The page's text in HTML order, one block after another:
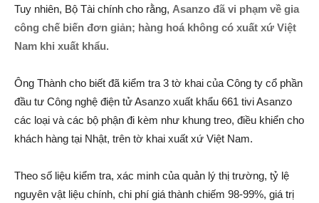
Tuy nhiên, Bộ Tài chính cho rằng, Asanzo đã vi phạm về gia
công chế biến đơn giản; hàng hoá không có xuất xứ Việt
Nam khi xuất khẩu.
Ông Thành cho biết đã kiểm tra 3 tờ khai của Công ty cổ phần
đầu tư Công nghệ điện tử Asanzo xuất khẩu 661 tivi Asanzo
các loại và các bộ phận đi kèm như khung treo, điều khiển cho
khách hàng tại Nhật, trên tờ khai xuất xứ Việt Nam.
Theo số liệu kiểm tra, xác minh của quản lý thị trường, tỷ lệ
nguyên vật liệu chính, chi phí giá thành chiếm 98-99%, giá trị